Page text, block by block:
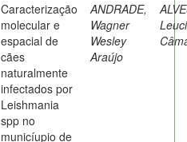
Caracterização
molecular e
espacial de
cães
naturalmente
infectados por
Leishmania
spp no
municíupio de
ANDRADE,
Wagner
Wesley
Araújo